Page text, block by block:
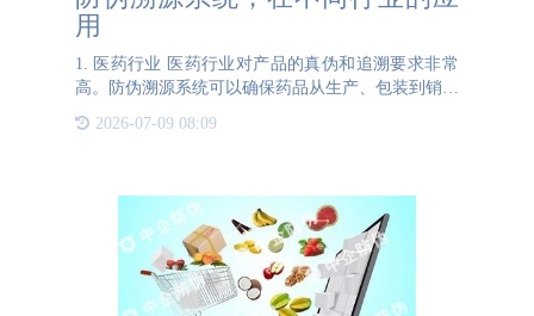
用
1. 医药行业 医药行业对产品的真伪和追溯要求非常
高。防伪溯源系统可以确保药品从生产、包装到销售
场，保障消费者的健康和安全。 2. 化妆品行业 化妆
2026-07-09 08:09